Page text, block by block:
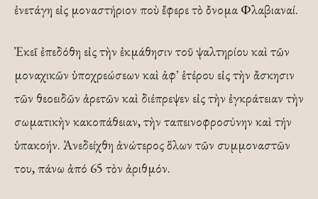
ἐνετάγη εἰς μοναστήριον ποὺ ἔφερε τὸ ὄνομα Φλαβιαναί.
Ἐκεῖ ἐπεδόθη εἰς τὴν ἐκμάθησιν τοῦ ψαλτηρίου καὶ τῶν
μοναχικῶν ὑποχρεώσεων καὶ ἀφ᾿ ἑτέρου εἰς τὴν ἄσκησιν
τῶν θεοειδῶν ἀρετῶν καὶ διέπρεψεν εἰς τὴν ἐγκράτειαν τὴν
σωματικὴν κακοπάθειαν, τὴν ταπεινοφροσύνην καὶ τήν
ὑπακοήν. Ἀνεδείχθη ἀνώτερος ὅλων τῶν συμμοναστῶν
του, πάνω ἀπό 65 τὸν ἀριθμόν.